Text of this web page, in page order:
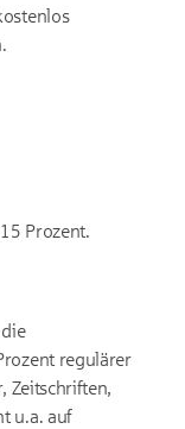
Prozent.
regulärer
Zeitschriften,
u.a. auf